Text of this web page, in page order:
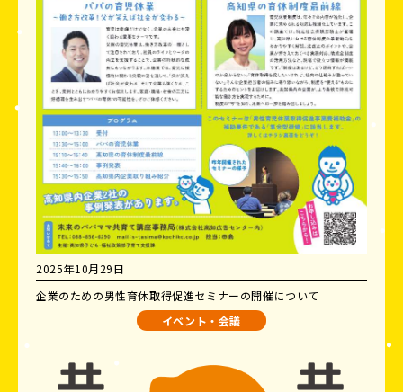
2025年10月29日
企業のための男性育休取得促進セミナーの開催について
イベント・会議